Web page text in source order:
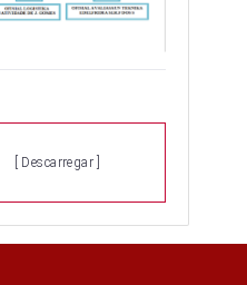
[ Descarregar ]